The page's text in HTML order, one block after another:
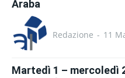
Araba
Redazione - 11
Martedì 1 – mercoledì